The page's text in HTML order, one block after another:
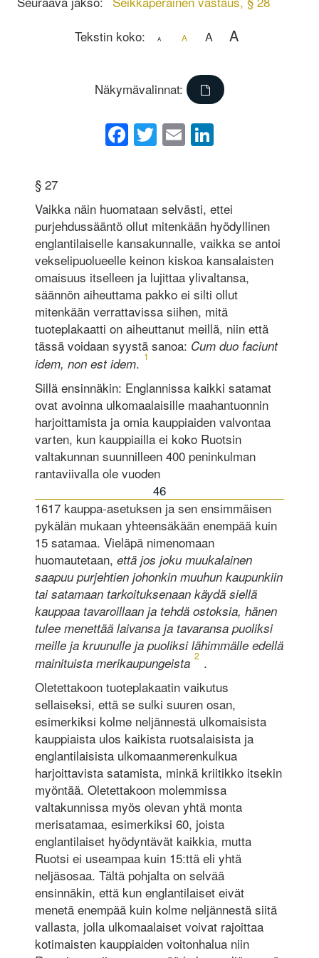
Tekstin koko:
A A A A
Näkymävalinnat:
Facebook
Twitter
Email
§ 27
Vaikka näin huomataan selvästi, ettei
purjehdussääntö ollut mitenkään hyödyllinen
englantilaiselle kansakunnalle, vaikka se antoi
vekselipuolueelle keinon kiskoa kansalaisten
omaisuus itselleen ja lujittaa ylivaltansa,
säännön aiheuttama pakko ei silti ollut
mitenkään verrattavissa siihen, mitä
tuoteplakaatti on aiheuttanut meillä, niin että
tässä voidaan syystä sanoa: Cum duo faciunt
idem, non est idem. 1
Sillä ensinnäkin: Englannissa kaikki satamat
ovat avoinna ulkomaalaisille maahantuonnin
harjoittamista ja omia kauppiaiden valvontaa
varten, kun kauppiailla ei koko Ruotsin
valtakunnan suunnilleen 400 peninkulman
rantaviivalla ole vuoden
46
1617 kauppa-asetuksen ja sen ensimmäisen
pykälän mukaan yhteensäkään enempää kuin
15 satamaa. Vieläpä nimenomaan
huomautetaan, että jos joku muukalainen
saapuu purjehtien johonkin muuhun kaupunkiin
tai satamaan tarkoituksenaan käydä siellä
kauppaa tavaroillaan ja tehdä ostoksia, hänen
tulee menettää laivansa ja tavaransa puoliksi
meille ja kruunulle ja puoliksi lähimmälle edellä
mainituista merikaupungeista 2 .
Oletettakoon tuoteplakaatin vaikutus
sellaiseksi, että se sulki suuren osan,
esimerkiksi kolme neljännestä ulkomaisista
kauppiaista ulos kaikista ruotsalaisista ja
englantilaisista ulkomaanmerenkulkua
harjoittavista satamista, minkä kriitikko itsekin
myöntää. Oletettakoon molemmissa
valtakunnissa myös olevan yhtä monta
merisatamaa, esimerkiksi 60, joista
englantilaiset hyödyntävät kaikkia, mutta
Ruotsi ei useampaa kuin 15:ttä eli yhtä
neljäsosaa. Tältä pohjalta on selvää
ensinnäkin, että kun englantilaiset eivät
menetä enempää kuin kolme neljännestä siitä
vallasta, jolla ulkomaalaiset voivat rajoittaa
kotimaisten kauppiaiden voitonhalua niin